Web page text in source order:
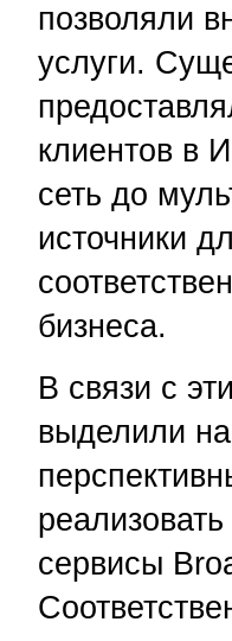
позволяли
услуги.
клиентов в
сеть до
источники
бизнеса.
В связи с
выделили
сервисы